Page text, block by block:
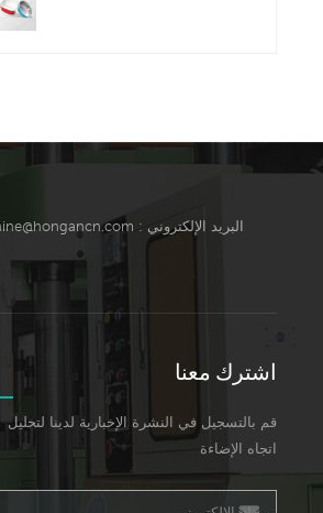
البريد الإلكتروني :
اشترك معنا
قم بالتسجيل في النشرة الإخبارية لدينا لتحليل
اتجاه الإضاءة